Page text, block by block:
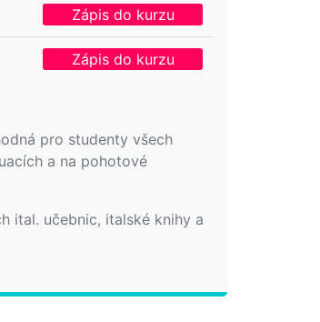
pro studenty všech
a na pohotové
ital. učebnic, italské knihy a
Zápis do kurzu
Zápis do kurzu